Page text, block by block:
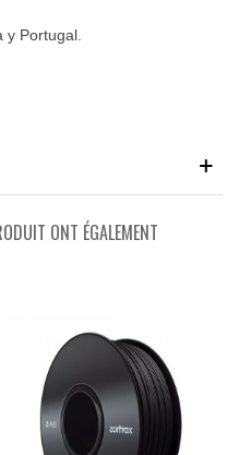
y Portugal.
ONT ÉGALEMENT